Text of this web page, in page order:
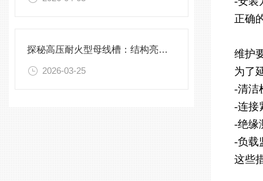
探秘高压耐火型母线槽：结构亮点与实用效能
2026-03-25
正确
维护
为了
-清洁
-连接
-绝缘
-负载
这些